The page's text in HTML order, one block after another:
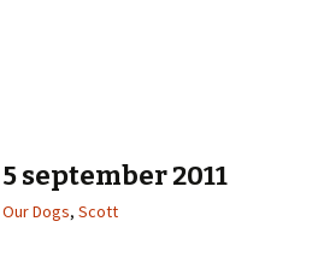
september 2011
Our Dogs, Scott